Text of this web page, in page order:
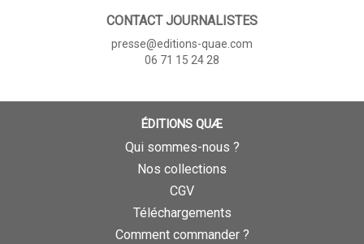
CONTACT JOURNALISTES
presse@editions-quae.com
06 71 15 24 28
ÉDITIONS QUÆ
Qui sommes-nous ?
Nos collections
CGV
Téléchargements
Comment commander ?